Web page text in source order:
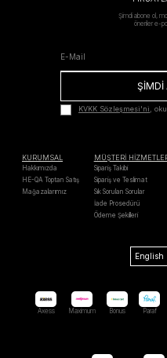
Şimdi abone ol,
öneriler e-
ŞİMDİ
KVKK Sözleşmesi'ni,
KURUMSAL
Hakkımızda
HE-QA Toptan Satış
Mağazalarımız
MÜŞTERİ
Sipariş Takibi
Sipariş ve Teslimat
Sık Sorulan Sorular
İade Prosedürü
Ödeme Şekilleri
English
Axess Maximum Bonus Paraf